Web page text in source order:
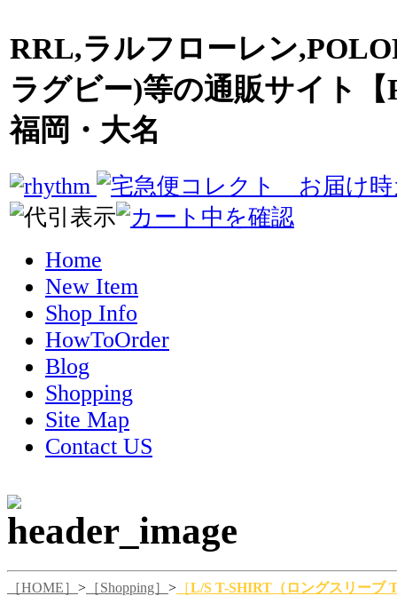
RRL,ラルフローレン
ラグビー)等の通販サイト
福岡・大名
Home
New Item
Shop Info
HowToOrder
Blog
Shopping
Site Map
Contact US
［HOME］ > ［Shopping］ > ［L/S T-SHIRT（ロングスリーブ